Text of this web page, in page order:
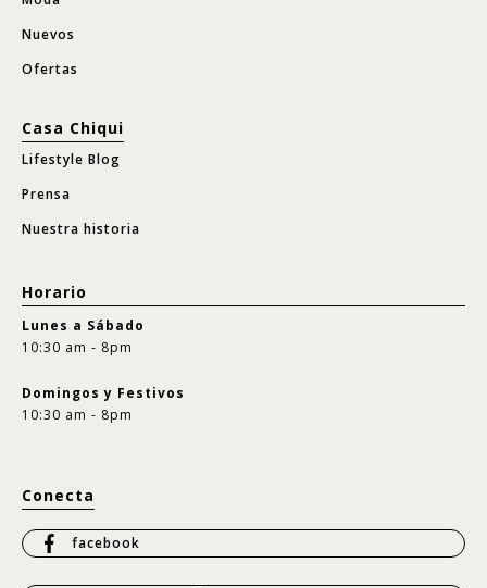
Nuevos
Ofertas
Casa Chiqui
Lifestyle Blog
Prensa
Nuestra historia
Horario
Lunes a Sábado
10:30 am - 8pm
Domingos y Festivos
10:30 am - 8pm
Conecta
facebook